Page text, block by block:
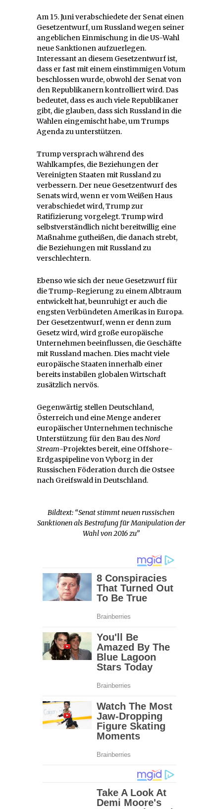
Am 15. Juni verabschiedete der Senat einen
Gesetzentwurf, um Russland wegen seiner
angeblichen Einmischung in die US-Wahl
neue Sanktionen aufzuerlegen.
Interessant an diesem Gesetzentwurf ist,
dass er fast mit einem einstimmigen Votum
beschlossen wurde, obwohl der Senat von
den Republikanern kontrolliert wird. Das
bedeutet, dass es auch viele Republikaner
gibt, die glauben, dass sich Russland in die
Wahlen eingemischt habe, um Trumps
Agenda zu unterstützen.
Trump versprach während des
Wahlkampfes, die Beziehungen der
Vereinigten Staaten mit Russland zu
verbessern. Der neue Gesetzentwurf des
Senats wird, wenn er vom Weißen Haus
verabschiedet wird, Trump zur
Ratifizierung vorgelegt. Trump wird
selbstverständlich nicht bereitwillig eine
Maßnahme gutheißen, die danach strebt,
die Beziehungen mit Russland zu
verschlechtern.
Ebenso wie sich der neue Gesetzwurf für
die Trump-Regierung zu einem Albtraum
entwickelt hat, beunruhigt er auch die
engsten Verbündeten Amerikas in Europa.
Der Gesetzentwurf, wenn er denn zum
Gesetz wird, wird große europäische
Unternehmen beeinflussen, die Geschäfte
mit Russland machen. Dies macht viele
europäische Staaten innerhalb einer
bereits instabilen globalen Wirtschaft
zusätzlich nervös.
Gegenwärtig stellen Deutschland,
Österreich und eine Menge anderer
europäischer Unternehmen technische
Unterstützung für den Bau desNord
Stream-Projektes bereit, eine Offshore-
Erdgaspipeline von Vyborg in der
Russischen Föderation durch die Ostsee
nach Greifswald in Deutschland.
Bildtext: “Senat stimmt neuen russischen
Sanktionen als Bestrafung für Manipulation der
Wahl von 2016 zu”